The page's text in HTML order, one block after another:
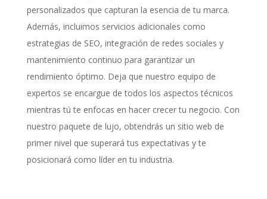
personalizados que capturan la esencia de tu marca.
Además, incluimos servicios adicionales como
estrategias de SEO, integración de redes sociales y
mantenimiento continuo para garantizar un
rendimiento óptimo. Deja que nuestro equipo de
expertos se encargue de todos los aspectos técnicos
mientras tú te enfocas en hacer crecer tu negocio. Con
nuestro paquete de lujo, obtendrás un sitio web de
primer nivel que superará tus expectativas y te
posicionará como líder en tu industria.